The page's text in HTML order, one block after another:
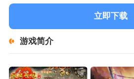
立即下载
游戏简介